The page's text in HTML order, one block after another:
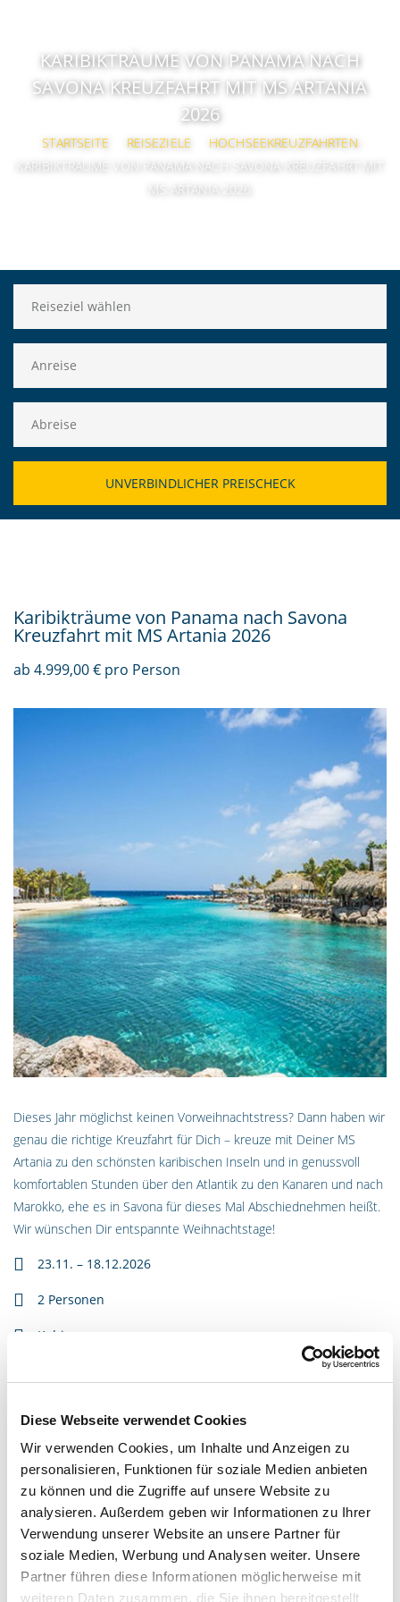
Diese Webseite verwendet Cookies
Wir verwenden Cookies, um Inhalte und Anzeigen zu
personalisieren, Funktionen für soziale Medien anbieten
zu können und die Zugriffe auf unsere Website zu
analysieren. Außerdem geben wir Informationen zu Ihrer
Verwendung unserer Website an unsere Partner für
soziale Medien, Werbung und Analysen weiter. Unsere
Partner führen diese Informationen möglicherweise mit
weiteren Daten zusammen, die Sie ihnen bereitgestellt
KARIBIKTRÄUME VON PANAMA NACH
SAVONA KREUZFAHRT MIT MS ARTANIA
2026
STARTSEITE REISEZIELE
HOCHSEEKREUZFAHRTEN
KARIBIKTRÄUME VON PANAMA NACH SAVONA KREUZFAHRT MIT
MS ARTANIA 2026
Karibikträume von Panama nach Savona
Kreuzfahrt mit MS Artania 2026
ab 4.999,00 € pro Person
Dieses Jahr möglichst keinen Vorweihnachtstress? Dann haben wir
genau die richtige Kreuzfahrt für Dich – kreuze mit Deiner MS
Artania zu den schönsten karibischen Inseln und in genussvoll
komfortablen Stunden über den Atlantik zu den Kanaren und nach
Marokko, ehe es in Savona für dieses Mal Abschiednehmen heißt.
Wir wünschen Dir entspannte Weihnachtstage!
23.11. – 18.12.2026
2 Personen
Kabine
INFORMIEREN UND BUCHEN
REISEINFORMATIONEN
PREISE